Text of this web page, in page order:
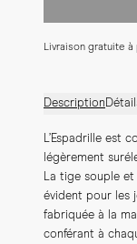
Livraison gratuite
Description
L’Espadrille est
légèrement
La tige souple
évident pour les
fabriquée à la
conférant à